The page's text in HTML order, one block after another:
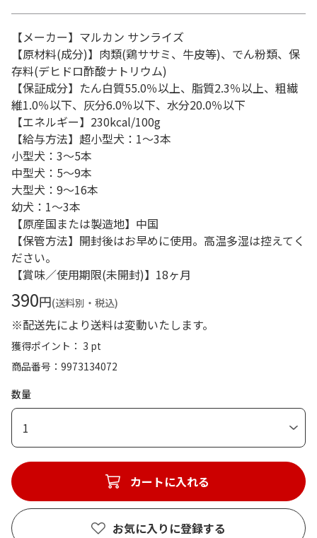
【メーカー】マルカン サンライズ
【原材料(成分)】肉類(鶏ササミ、牛皮等)、でん粉類、保
存料(デヒドロ酢酸ナトリウム)
【保証成分】たん白質55.0％以上、脂質2.3％以上、粗繊
維1.0％以下、灰分6.0％以下、水分20.0％以下
【エネルギー】230kcal/100g
【給与方法】超小型犬：1～3本
小型犬：3～5本
中型犬：5～9本
大型犬：9～16本
幼犬：1～3本
【原産国または製造地】中国
【保管方法】開封後はお早めに使用。高温多湿は控えてく
ださい。
【賞味／使用期限(未開封)】18ヶ月
390円(送料別・税込)
※配送先により送料は変動いたします。
獲得ポイント： 3 pt
商品番号
9973134072
数量
1
カートに入れる
お気に入りに登録する